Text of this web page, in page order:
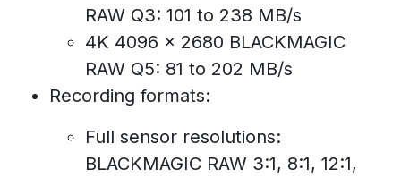
RAW Q3: 101 to 238 MB/s
4K 4096 x 2680 BLACKMAGIC
RAW Q5: 81 to 202 MB/s
Recording formats:
Full sensor resolutions:
BLACKMAGIC RAW 3:1, 8:1, 12:1,